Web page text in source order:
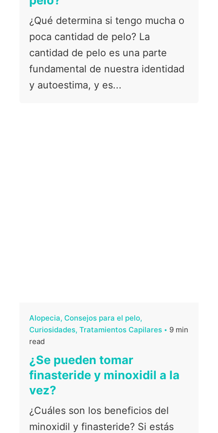
¿Qué determina si tengo mucha o
poca cantidad de pelo? La
cantidad de pelo es una parte
fundamental de nuestra identidad
y autoestima, y es...
Alopecia Consejos para el pelo
Curiosidades Tratamientos Capilares
9 min
read
¿Se pueden tomar
finasteride y minoxidil a la
vez?
¿Cuáles son los beneficios del
minoxidil y finasteride? Si estás